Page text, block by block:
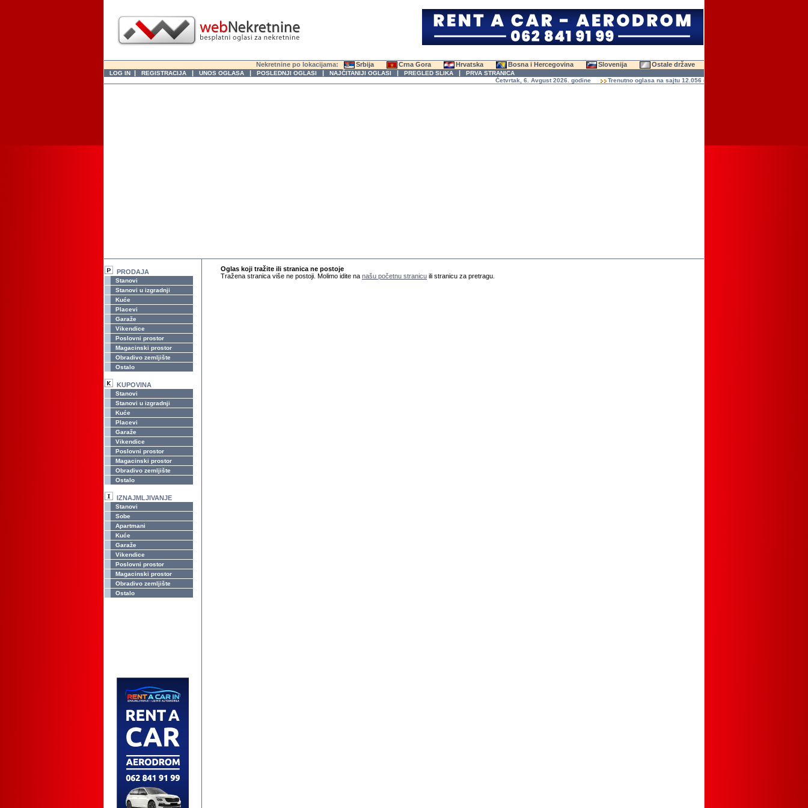
Nekretnine po lokacijama: Srbija Crna Gora Hrvatska Bosna i Hercegovina Slovenija Ostale države
LOG IN | REGISTRACIJA | UNOS OGLASA | POSLEDNJI OGLASI | NAJČITANIJI OGLASI | PREGLED SLIKA | PRVA STRANICA
Četvrtak, 6. Avgust 2026. godine
Trenutno oglasa na sajtu 12.056 (47.596 slika)
PRODAJA
Stanovi
Stanovi u izgradnji
Kuće
Placevi
Garaže
Vikendice
Poslovni prostor
Magacinski prostor
Obradivo zemljište
Ostalo
KUPOVINA
Stanovi
Stanovi u izgradnji
Kuće
Placevi
Garaže
Vikendice
Poslovni prostor
Magacinski prostor
Obradivo zemljište
Ostalo
IZNAJMLJIVANJE
Stanovi
Sobe
Apartmani
Kuće
Garaže
Vikendice
Poslovni prostor
Magacinski prostor
Obradivo zemljište
Ostalo
Oglas koji tražite ili stranica ne postoje
Tražena stranica više ne postoji. Molimo idite na našu početnu stranicu ili stranicu za pretragu.